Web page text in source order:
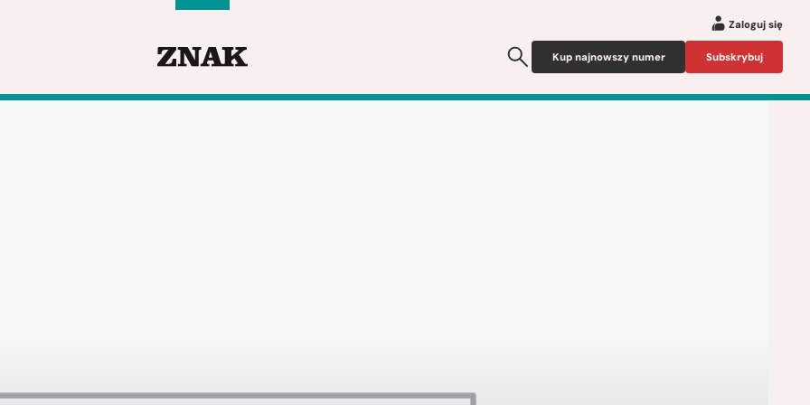
Zaloguj się
Kup najnowszy numer Subskrybuj